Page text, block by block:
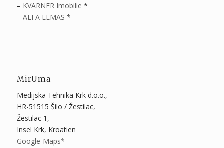
– KVARNER Imobilie *
– ALFA ELMAS *
MirUma
Medijska Tehnika Krk d.o.o.,
HR-51515 Šilo / Žestilac,
Žestilac 1,
Insel Krk, Kroatien
Google-Maps*